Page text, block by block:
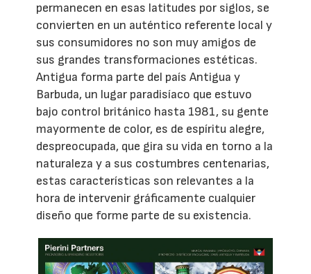
permanecen en esas latitudes por siglos, se
convierten en un auténtico referente local y
sus consumidores no son muy amigos de
sus grandes transformaciones estéticas.
Antigua forma parte del país Antigua y
Barbuda, un lugar paradisíaco que estuvo
bajo control británico hasta 1981, su gente
mayormente de color, es de espíritu alegre,
despreocupada, que gira su vida en torno a la
naturaleza y a sus costumbres centenarias,
estas características son relevantes a la
hora de intervenir gráficamente cualquier
diseño que forme parte de su existencia.